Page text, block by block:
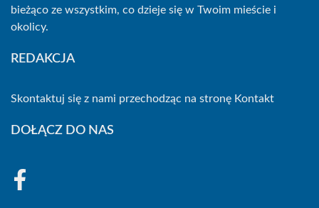
bieżąco ze wszystkim, co dzieje się w Twoim mieście i
okolicy.
REDAKCJA
Skontaktuj się z nami przechodząc na stronę Kontakt
DOŁĄCZ DO NAS